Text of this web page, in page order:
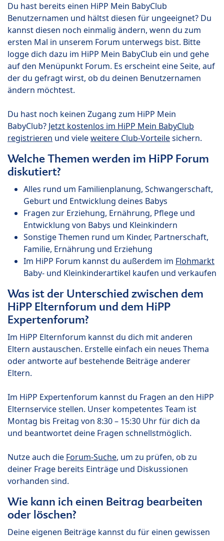
Du hast bereits einen HiPP Mein BabyClub
Benutzernamen und hältst diesen für ungeeignet? Du
kannst diesen noch einmalig ändern, wenn du zum
ersten Mal in unserem Forum unterwegs bist. Bitte
logge dich dazu im HiPP Mein BabyClub ein und gehe
auf den Menüpunkt Forum. Es erscheint eine Seite, auf
der du gefragt wirst, ob du deinen Benutzernamen
ändern möchtest.
Du hast noch keinen Zugang zum HiPP Mein
BabyClub? Jetzt kostenlos im HiPP Mein BabyClub
registrieren und vieleweitere Club-Vorteilesichern.
Welche Themen werden im HiPP Forum
diskutiert?
Alles rund um Familienplanung, Schwangerschaft,
Geburt und Entwicklung deines Babys
Fragen zur Erziehung, Ernährung, Pflege und
Entwicklung von Babys und Kleinkindern
Sonstige Themen rund um Kinder, Partnerschaft,
Familie, Ernährung und Erziehung
Im HiPP Forum kannst du außerdem im Flohmarkt
Baby- und Kleinkinderartikel kaufen und verkaufen
Was ist der Unterschied zwischen dem
HiPP Elternforum und dem HiPP
Expertenforum?
Im HiPP Elternforum kannst du dich mit anderen
Eltern austauschen. Erstelle einfach ein neues Thema
oder antworte auf bestehende Beiträge anderer
Eltern.
Im HiPP Expertenforum kannst du Fragen an den HiPP
Elternservice stellen. Unser kompetentes Team ist
Montag bis Freitag von 8:30 – 15:30 Uhr für dich da
und beantwortet deine Fragen schnellstmöglich.
Nutze auch die Forum-Suche, um zu prüfen, ob zu
deiner Frage bereits Einträge und Diskussionen
vorhanden sind.
Wie kann ich einen Beitrag bearbeiten
oder löschen?
Deine eigenen Beiträge kannst du für einen gewissen